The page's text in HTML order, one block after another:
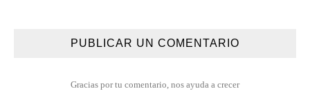
PUBLICAR UN COMENTARIO
Gracias por tu comentario, nos ayuda a crecer